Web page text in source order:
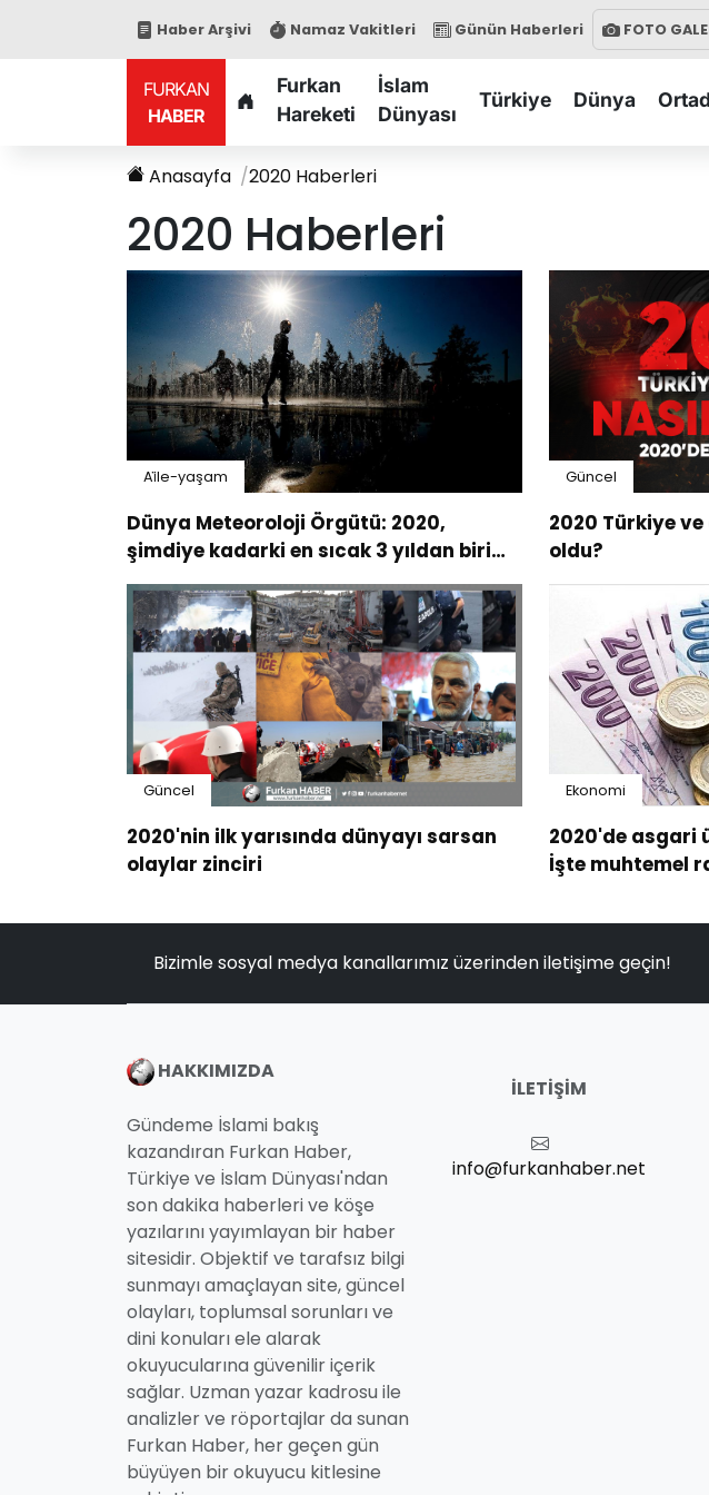
Haber Arşivi Namaz Vakitleri Günün Haberleri FOTO
FURKAN
HABER
Furkan
Hareketi
İslam
Dünyası
Türkiye Dünya
Anasayfa 2020 Haberleri
2020 Haberleri
Ai̇le-yaşam
Dünya Meteoroloji Örgütü: 2020,
şimdiye kadarki en sıcak 3 yıldan biri
oldu
Güncel
2020 Türkiye ve
oldu?
Güncel
2020'nin ilk yarısında dünyayı sarsan
olaylar zinciri
Ekonomi
2020'de asgari
İşte muhtemel
Bizimle sosyal medya kanallarımız üzerinden iletişime geçin!
HAKKIMIZDA
Gündeme İslami bakış
kazandıran Furkan Haber,
Türkiye ve İslam Dünyası'ndan
son dakika haberleri ve köşe
yazılarını yayımlayan bir haber
sitesidir. Objektif ve tarafsız bilgi
sunmayı amaçlayan site, güncel
olayları, toplumsal sorunları ve
dini konuları ele alarak
okuyucularına güvenilir içerik
sağlar. Uzman yazar kadrosu ile
analizler ve röportajlar da sunan
Furkan Haber, her geçen gün
büyüyen bir okuyucu kitlesine
İLETIŞIM
info@furkanhaber.net